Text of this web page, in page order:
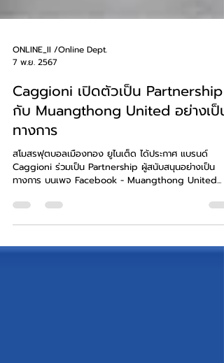
7 พ.ย. 2567
Caggioni เปิดตัวเป็น Partnership
กับ Muangthong United อย่างเป็น
ทางการ
สโมสรฟุตบอลเมืองทอง ยูไนเต็ด ได้ประกาศ แบรนด์
ทางการ บนเพจ Facebook - Muangthong United...